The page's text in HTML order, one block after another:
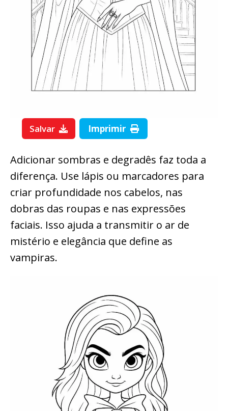
Salvar Imprimir
Adicionar sombras e degradês faz toda a
diferença. Use lápis ou marcadores para
criar profundidade nos cabelos, nas
dobras das roupas e nas expressões
faciais. Isso ajuda a transmitir o ar de
mistério e elegância que define as
vampiras.